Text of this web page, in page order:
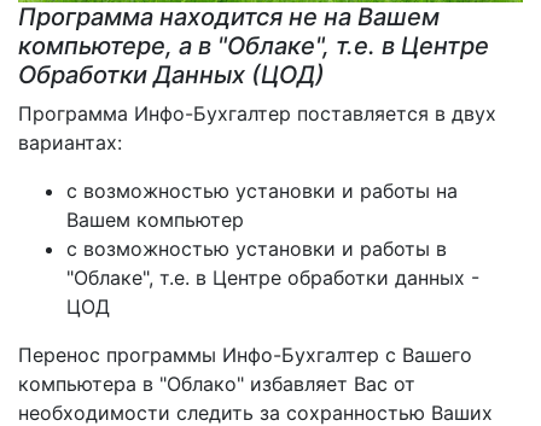
Программа находится не на Вашем
компьютере, а в "Облаке", т.е. в Центре
Обработки Данных (ЦОД)
Программа Инфо-Бухгалтер поставляется в двух
вариантах:
с возможностью установки и работы на
Вашем компьютер
с возможностью установки и работы в
"Облаке", т.е. в Центре обработки данных -
ЦОД
Перенос программы Инфо-Бухгалтер с Вашего
компьютера в "Облако" избавляет Вас от
необходимости следить за сохранностью Ваших